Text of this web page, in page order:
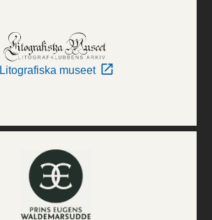
Litografiska museet